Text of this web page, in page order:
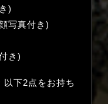
)
写真付き)
き)
下2点をお持ち